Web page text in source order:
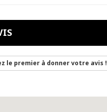
le premier à donner votre avis !